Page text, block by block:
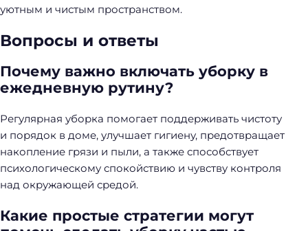
уютным и чистым пространством.
Вопросы и ответы
Почему важно включать уборку в
ежедневную рутину?
Регулярная уборка помогает поддерживать чистоту
и порядок в доме, улучшает гигиену, предотвращает
накопление грязи и пыли, а также способствует
психологическому спокойствию и чувству контроля
над окружающей средой.
Какие простые стратегии могут